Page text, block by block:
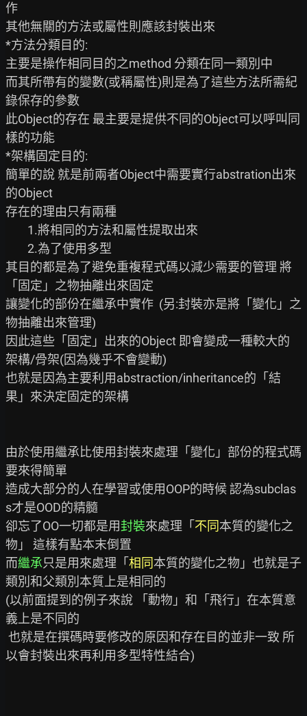
作
其他無關的方法或屬性則應該封裝出來
*方法分類目的:
主要是操作相同目的之method 分類在同一類別中
而其所帶有的變數(或稱屬性)則是為了這些方法所需紀
錄保存的參數
此Object的存在 最主要是提供不同的Object可以呼叫同
樣的功能
*架構固定目的:
簡單的說 就是前兩者Object中需要實行abstration出來
的Object
存在的理由只有兩種
其目的都是為了避免重複程式碼以減少需要的管理 將
「固定」之物抽離出來固定
讓變化的部份在繼承中實作  (另:封裝亦是將「變化」之
物抽離出來管理)
因此這些「固定」出來的Object 即會變成一種較大的
架構/骨架(因為幾乎不會變動)
也就是因為主要利用abstraction/inheritance的「結
果」來決定固定的架構
由於使用繼承比使用封裝來處理「變化」部份的程式碼
要來得簡單
造成大部分的人在學習或使用OOP的時候 認為subclas
s才是OOD的精髓
卻忘了OO一切都是用封裝來處理「 不同本質的變化之
物」 這樣有點本末倒置
而繼承只是用來處理「 相同本質的變化之物」也就是子
類別和父類別本質上是相同的
(以前面提到的例子來說 「動物」和「飛行」在本質意
義上是不同的
以會封裝出來再利用多型特性結合)